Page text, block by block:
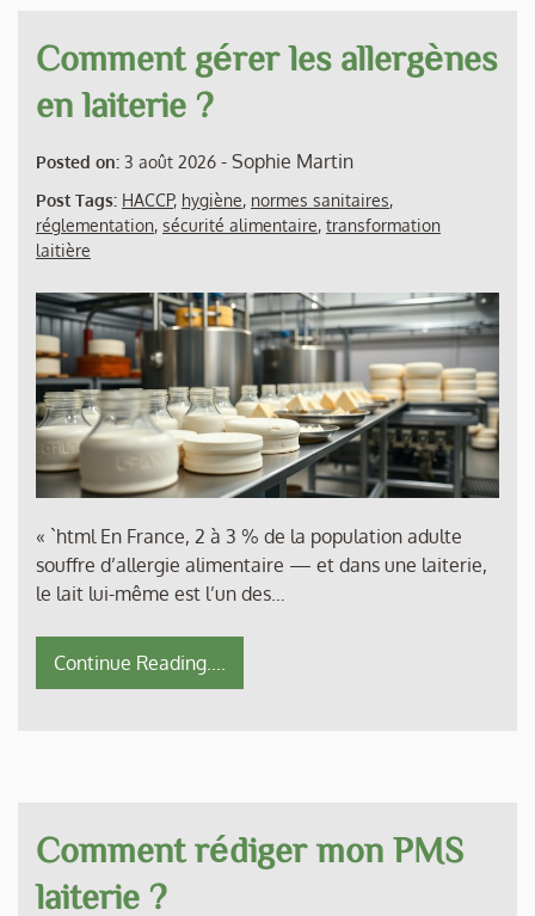
Comment gérer les allergènes
en laiterie ?
Posted on: 3 août 2026 - Sophie Martin
Post Tags: HACCP, hygiène, normes sanitaires,
réglementation, sécurité alimentaire, transformation
laitière
« `html En France, 2 à 3 % de la population adulte
souffre d’allergie alimentaire — et dans une laiterie,
le lait lui-même est l’un des…
Continue Reading....
Comment rédiger mon PMS
laiterie ?